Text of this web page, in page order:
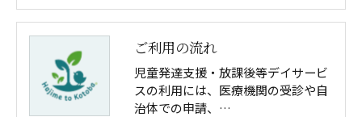
ご利用の流れ
児童発達支援・放課後等デイサービ
スの利用には、医療機関の受診や自
治体での申請、…